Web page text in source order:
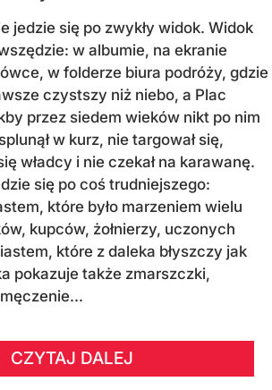
jedzie się po zwykły widok. Widok
w albumie, na ekranie
w folderze biura podróży, gdzie
czystszy niż niebo, a Plac
przez siedem wieków nikt po nim
w kurz, nie targował się,
władcy i nie czekał na karawanę.
się po coś trudniejszego:
które było marzeniem wielu
kupców, żołnierzy, uczonych
które z daleka błyszczy jak
pokazuje także zmarszczki,
CZYTAJ DALEJ